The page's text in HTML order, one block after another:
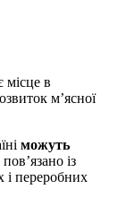
місце в
мʼясної
можуть
із
і переробних